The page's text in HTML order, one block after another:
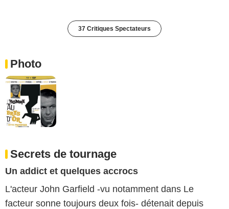
37 Critiques Spectateurs
Photo
Secrets de tournage
Un addict et quelques accrocs
L'acteur John Garfield -vu notamment dans Le
facteur sonne toujours deux fois- détenait depuis